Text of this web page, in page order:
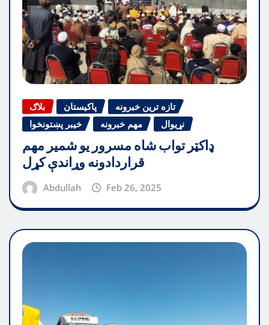
بلاګ پاکیستان
تازه ترین خبرونه
خیبر پښتونخوا
مهم خبرونه نړیوال
ډاکټر تواب شاه مسرور یو شمیر مهم
قراردادونه وړاندې کړل
Abdullah Feb 26, 2025